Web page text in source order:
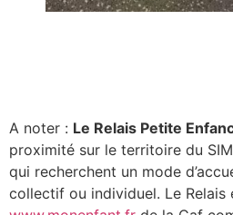
A noter : Le Relais Petite
proximité sur le territoire du
qui recherchent un mode
collectif ou individuel. Le Relais